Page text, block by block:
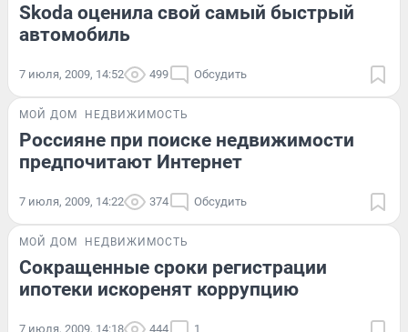
Skoda оценила свой самый быстрый
автомобиль
7 июля, 2009, 14:52 499 Обсудить
МОЙ ДОМ НЕДВИЖИМОСТЬ
Россияне при поиске недвижимости
предпочитают Интернет
7 июля, 2009, 14:22 374 Обсудить
МОЙ ДОМ НЕДВИЖИМОСТЬ
Сокращенные сроки регистрации
ипотеки искоренят коррупцию
7 июля, 2009, 14:18 444 1